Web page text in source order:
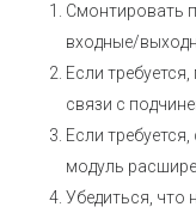
Смонтировать
входные/
Если
связи с
Если
модуль
Убедиться, что